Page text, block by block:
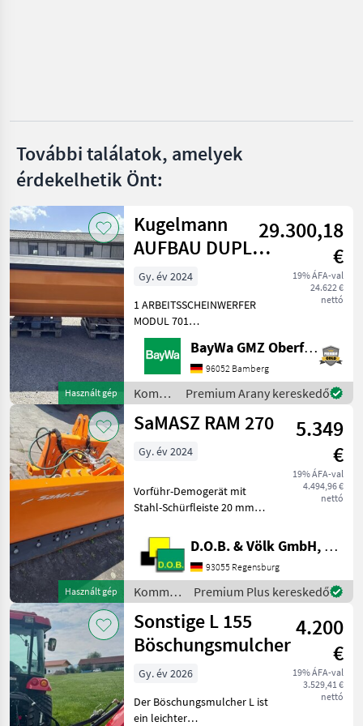
Kubota
John Deere
Mind a 25
megjelenítése
MARKETPLACE
Marketplace
Kereskedői
ajánlatok
Apróhirdetések
További találatok, amelyek
érdekelhetik Önt:
Használt gép
Kugelmann
AUFBAU DUPLEX
3,2 M³
29.300,18
€
19% ÁFA-val
24.622 €
nettó
Gy. év 2024
1 ARBEITSSCHEINWERFER
MODUL 701
AUFSTIEGSLEITER A
DUPLEX VA1 ELEKTRISCHE
STREUBILDVERSTELLUNG
(ESB)1 ELEKTRISCHE
STREUKONTROLLE (ESK)1
ERSTMONTAGE AM
FAHRZEUG1 KUPPL
BayWa GMZ Oberfranken
96052 Bamberg
Kommunális
gépek /
Kugelmann
Premium Arany kereskedő
Használt gép
SaMASZ RAM 270
5.349
€
19% ÁFA-val
4.494,96 €
nettó
Gy. év 2024
Vorführ-Demogerät mit
Stahl-Schürfleiste 20 mm
PSV Gleitkufensatz
Standard Kommunális
gépek Hótolók és hómarók
D.O.B. & Völk GmbH, Filiale Regensburg
93055 Regensburg
Kommunális
gépek /
Samasz
Premium Plus kereskedő
Sonstige L 155
Böschungsmulcher
4.200
€
19% ÁFA-val
3.529,41 €
nettó
Gy. év 2026
Der Böschungsmulcher L ist
ein leichter